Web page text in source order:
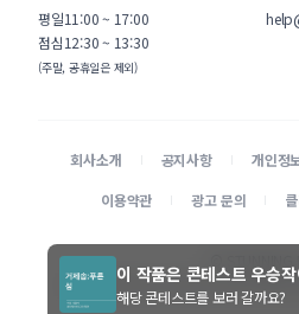
평일11:00 ~ 17:00
점심12:30 ~ 13:30
(주말, 공휴일은 제외)
회사소개 공지사항 개인정
이용약관
광고 문의
본 사이트에 게시된 디자이너 및 의뢰기업 정보
이 작품은 콘테스트 우승
해당 콘테스트를 보러 갈까요?